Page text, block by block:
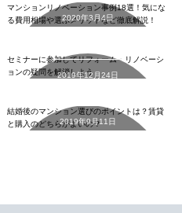
2020年3月4日
マンションリノベーション事例18選！気にな
る費用相場や選ぶメリットなど徹底解説！
セミナーに参加してリフォ
2019年12月24日
セミナーに参加してリフォーム・リノベーシ
ョンの疑問を解消しよう
結婚後のマンション選びの
2019年9月11日
結婚後のマンション選びのポイントは？賃貸
と購入のどちらがよいの？